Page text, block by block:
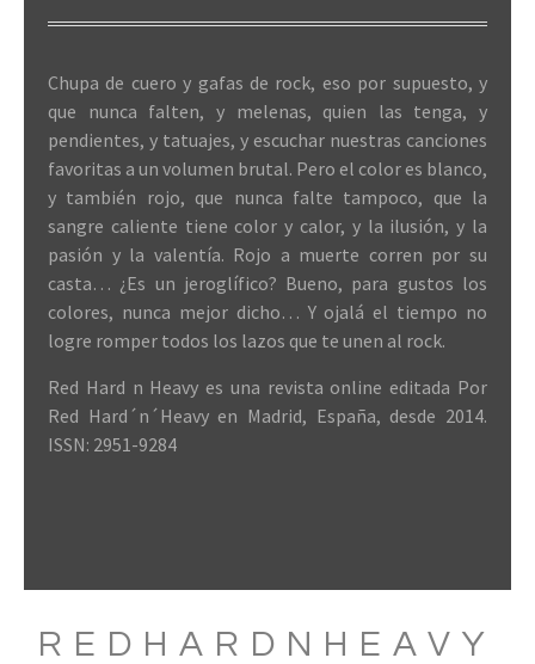
Chupa de cuero y gafas de rock, eso por supuesto, y
que nunca falten, y melenas, quien las tenga, y
pendientes, y tatuajes, y escuchar nuestras canciones
favoritas a un volumen brutal. Pero el color es blanco,
y también rojo, que nunca falte tampoco, que la
sangre caliente tiene color y calor, y la ilusión, y la
pasión y la valentía. Rojo a muerte corren por su
casta… ¿Es un jeroglífico? Bueno, para gustos los
colores, nunca mejor dicho… Y ojalá el tiempo no
logre romper todos los lazos que te unen al rock.
Red Hard n Heavy es una revista online editada Por
Red Hard´n´Heavy en Madrid, España, desde 2014.
ISSN: 2951-9284
REDHARDNHEAVY